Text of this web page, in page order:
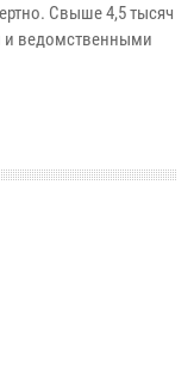
​​​​​​​Свыше 4,5 тысяч
и ведомственными